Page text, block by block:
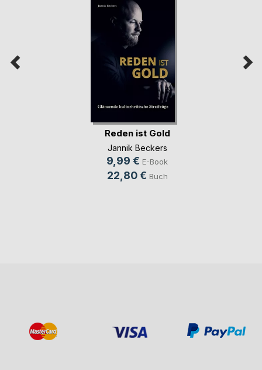
Reden ist Gold
Jannik Beckers
9,99 € E-Book
22,80 € Buch